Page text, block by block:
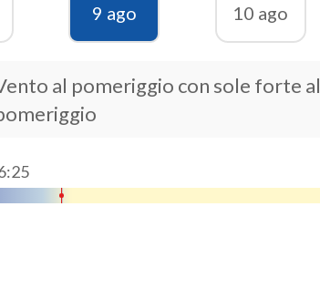
9 ago
10 ago
al pomeriggio con sole forte al